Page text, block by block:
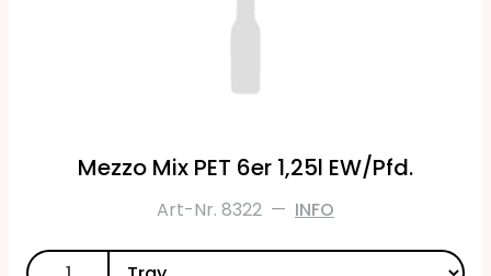
Mezzo Mix PET 6er 1,25l EW/Pfd.
Art-Nr. 8322 — INFO